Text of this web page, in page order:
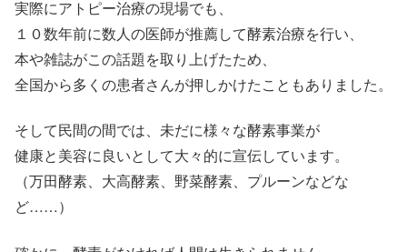
実際にアトピー治療の現場でも、
１０数年前に数人の医師が推薦して酵素治療を行い、
本や雑誌がこの話題を取り上げたため、
全国から多くの患者さんが押しかけたこともありました。
そして民間の間では、未だに様々な酵素事業が
健康と美容に良いとして大々的に宣伝しています。
（万田酵素、大高酵素、野菜酵素、プルーンなどな
ど……）